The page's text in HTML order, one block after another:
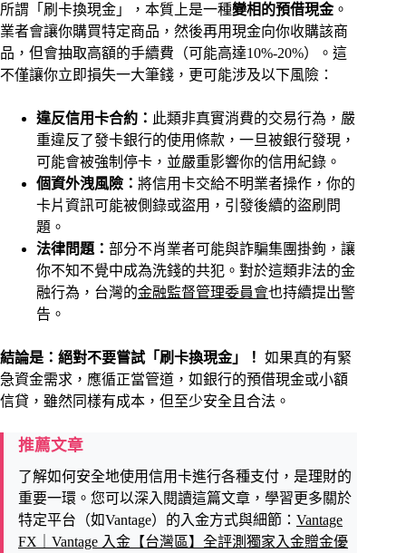
所謂「刷卡換現金」，本質上是一種變相的預借現金。
業者會讓你購買特定商品，然後再用現金向你收購該商
品，但會抽取高額的手續費（可能高達10%-20%）。這
不僅讓你立即損失一大筆錢，更可能涉及以下風險：
違反信用卡合約： 此類非真實消費的交易行為，嚴
重違反了發卡銀行的使用條款，一旦被銀行發現，
可能會被強制停卡，並嚴重影響你的信用紀錄。
個資外洩風險： 將信用卡交給不明業者操作，你的
卡片資訊可能被側錄或盜用，引發後續的盜刷問
題。
法律問題： 部分不肖業者可能與詐騙集團掛鉤，讓
你不知不覺中成為洗錢的共犯。對於這類非法的金
融行為，台灣的金融監督管理委員會也持續提出警
告。
結論是：絕對不要嘗試「刷卡換現金」！ 如果真的有緊
急資金需求，應循正當管道，如銀行的預借現金或小額
信貸，雖然同樣有成本，但至少安全且合法。
推薦文章
了解如何安全地使用信用卡進行各種支付，是理財的
重要一環。您可以深入閱讀這篇文章，學習更多關於
特定平台（如Vantage）的入金方式與細節： Vantage
FX｜Vantage 入金【台灣區】全評測獨家入金贈金優